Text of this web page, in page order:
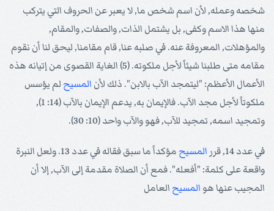
شخصه وعمله, لأن اسم شخص ما, لا يعبر عن الحروف التي يتركب
منها هذا الاسم وكفى, بل يشتمل الذات, والصفات, والمقام,
والمؤهلات, المعروفة عنه. في صلبه عنا, قام مقامنا, ليحق لنا أن نقوم
مقامه متى طلبنا شيئاً لأجل ملكوته. (5) الغاية القصوى من إتيانه هذه
الأعمال الأعظم: "ليتمجد الآب بالابن". ذلك لأن المسيحلم يؤسس
ملكوتاً لأجل مجد الآب. فالإيمان به, يدعم الإيمان بالآب (14: 1),
وتمجيد اسمه, تمجيد للآب, فهو والآب واحد (10: 30).
في عدد 14, قرر المسيح
مؤكداً ما سبق فقاله في عدد 13. ولعل النبرة
واقعة على كلمة: "أفعله". فمع أن الصلاة مقدمة إلى الآب, إلا أن
المجيب عنها هو المسيح العامل